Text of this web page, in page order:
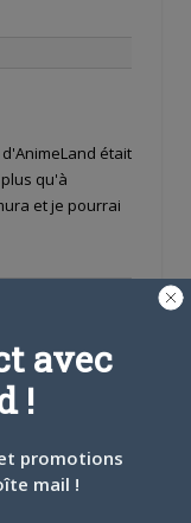
était
qu'à
et je pourrai
avec
!
promotions
mail !